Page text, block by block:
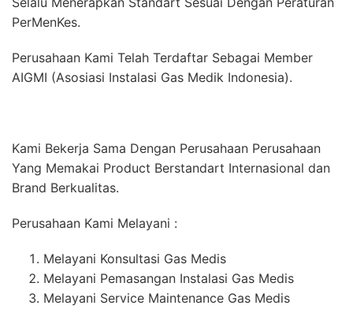
PerMenKes.
Perusahaan Kami Telah Terdaftar Sebagai Member
AIGMI (Asosiasi Instalasi Gas Medik Indonesia).
Kami Bekerja Sama Dengan Perusahaan Perusahaan
Yang Memakai Product Berstandart Internasional dan
Brand Berkualitas.
Perusahaan Kami Melayani :
Melayani Konsultasi Gas Medis
Melayani Pemasangan Instalasi Gas Medis
Melayani Service Maintenance Gas Medis